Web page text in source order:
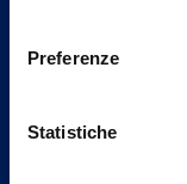
Preferenze
Statistiche